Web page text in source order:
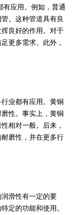
有应用。例如，普通
。这种管道具有良
良好的作用。对于
更多需求。此外，
业都有应用。黄铜
性。事实上，黄铜
相对一般。后来，
磨性，并在更多行
滑性有一定的要
定的功能和使用。